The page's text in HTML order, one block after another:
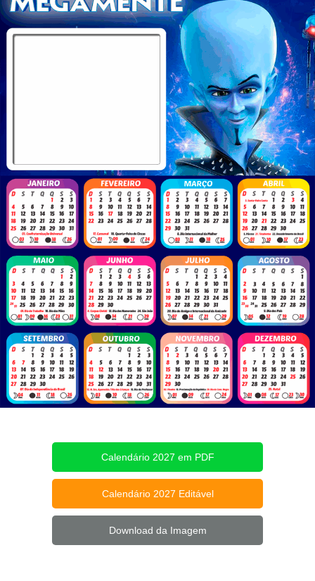
Calendário 2027 em PDF
Calendário 2027 Editável
Download da Imagem